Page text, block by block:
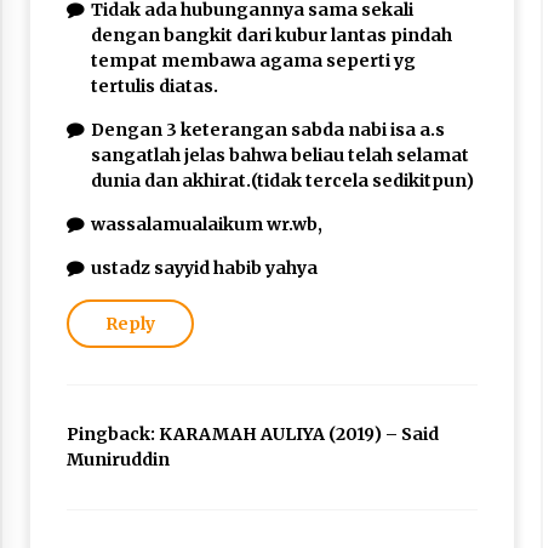
Tidak ada hubungannya sama sekali
dengan bangkit dari kubur lantas pindah
tempat membawa agama seperti yg
tertulis diatas.
Dengan 3 keterangan sabda nabi isa a.s
sangatlah jelas bahwa beliau telah selamat
dunia dan akhirat.(tidak tercela sedikitpun)
wassalamualaikum wr.wb,
ustadz sayyid habib yahya
Reply
Pingback: KARAMAH AULIYA (2019) – Said
Muniruddin